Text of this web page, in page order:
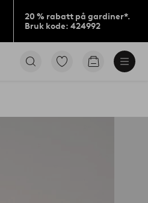
20 % rabatt på gardiner*.
Bruk kode: 424992
Gå
Gå